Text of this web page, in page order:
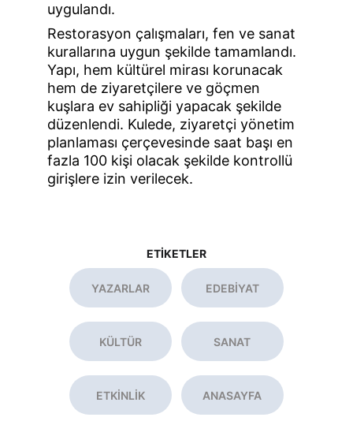
uygulandı.
Restorasyon çalışmaları, fen ve sanat
kurallarına uygun şekilde tamamlandı.
Yapı, hem kültürel mirası korunacak
hem de ziyaretçilere ve göçmen
kuşlara ev sahipliği yapacak şekilde
düzenlendi. Kulede, ziyaretçi yönetim
planlaması çerçevesinde saat başı en
fazla 100 kişi olacak şekilde kontrollü
girişlere izin verilecek.
ETİKETLER
YAZARLAR EDEBİYAT
KÜLTÜR SANAT
ANASAYFA
ETKİNLİK